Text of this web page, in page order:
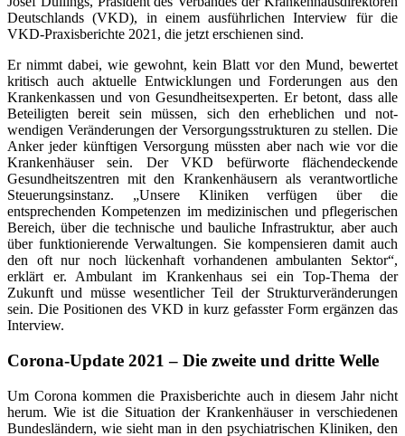
Deutschlands (VKD), in einem ausführlichen Interview für die
VKD-Praxisberichte 2021, die jetzt erschienen sind.
Er nimmt dabei, wie gewohnt, kein Blatt vor den Mund, bewertet
kritisch auch aktuelle Entwicklungen und Forderungen aus den
Krankenkassen und von Gesundheitsexperten. Er betont, dass alle
Beteiligten bereit sein müssen, sich den erheblichen und not­
wendigen Veränderungen der Versorgungsstrukturen zu stellen. Die
Anker jeder künftigen Versorgung müssten aber nach wie vor die
Krankenhäuser sein. Der VKD befürworte flächendeckende
Gesundheitszentren mit den Krankenhäusern als verantwortliche
Steuerungsinstanz. „Unsere Kliniken verfügen über die
entsprechenden Kompetenzen im medizinischen und pflegerischen
Bereich, über die technische und bauliche Infrastruktur, aber auch
über funktionierende Verwaltungen. Sie kompensieren damit auch
den oft nur noch lückenhaft vorhandenen ambulanten Sektor“,
erklärt er. Ambulant im Krankenhaus sei ein Top-Thema der
Zukunft und müsse wesentlicher Teil der Strukturveränderungen
sein. Die Positionen des VKD in kurz gefasster Form ergänzen das
Interview.
Corona-Update 2021 – Die zweite und dritte Welle
Um Corona kommen die Praxisberichte auch in diesem Jahr nicht
herum. Wie ist die Situation der Krankenhäuser in verschiedenen
Bundesländern, wie sieht man in den psychiatrischen Kliniken, den